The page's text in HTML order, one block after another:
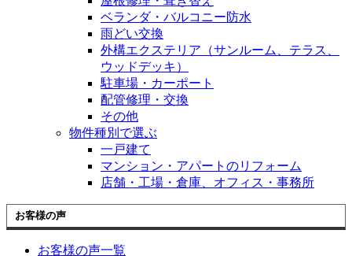
ベランダ・バルコニー防水
雨どい交換
外構エクステリア（サンルーム、テラス、
ウッドデッキ）
駐車場・カーポート
配管修理・交換
その他
物件種別で選ぶ
一戸建て
マンション・アパートのリフォーム
店舗・工場・倉庫、オフィス・事務所
お客様の声
お客様の声一覧